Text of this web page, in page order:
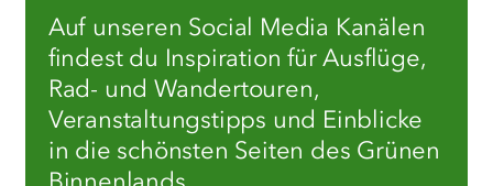
Auf unseren Social Media Kanälen
findest du Inspiration für Ausflüge,
Rad- und Wandertouren,
Veranstaltungstipps und Einblicke
in die schönsten Seiten des Grünen